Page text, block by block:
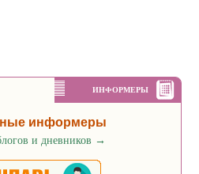
ИНФОРМЕРЫ
информеры
и дневников →